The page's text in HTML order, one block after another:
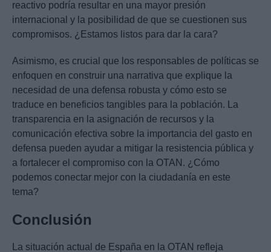
reactivo podría resultar en una mayor presión
internacional y la posibilidad de que se cuestionen sus
compromisos. ¿Estamos listos para dar la cara?
Asimismo, es crucial que los responsables de políticas se
enfoquen en construir una narrativa que explique la
necesidad de una defensa robusta y cómo esto se
traduce en beneficios tangibles para la población. La
transparencia en la asignación de recursos y la
comunicación efectiva sobre la importancia del gasto en
defensa pueden ayudar a mitigar la resistencia pública y
a fortalecer el compromiso con la OTAN. ¿Cómo
podemos conectar mejor con la ciudadanía en este
tema?
Conclusión
La situación actual de España en la OTAN refleja